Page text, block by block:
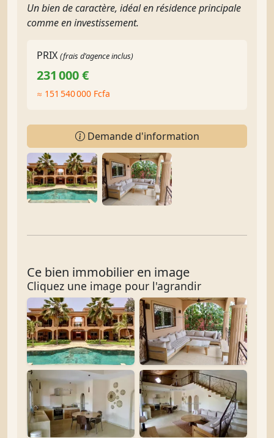
Un bien de caractère, idéal en résidence principale
comme en investissement.
PRIX (frais d'agence inclus)
231 000 €
≈ 151 540 000 Fcfa
Demande d'information
Ce bien immobilier en image
Cliquez une image pour l'agrandir